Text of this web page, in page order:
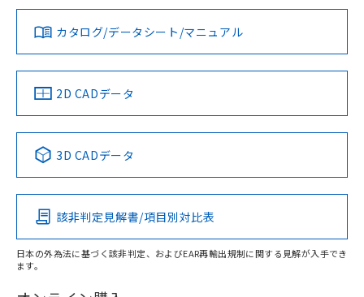
ダウンロードデータをご利用いただく前に、以下を必ずお読
みください。
ソフトウェアの使用条件
対応済み
中国 RoHS 注意事項・凡例
Pb Hg Cd Cr(VI)
O
カタログ/データシート/マニュアル
2D CADデータ
3D CADデータ
該非判定見解書/項目別対比表
日本の外為法に基づく該非判定、およびEAR再輸出規制に関する見解が入手でき
ます。